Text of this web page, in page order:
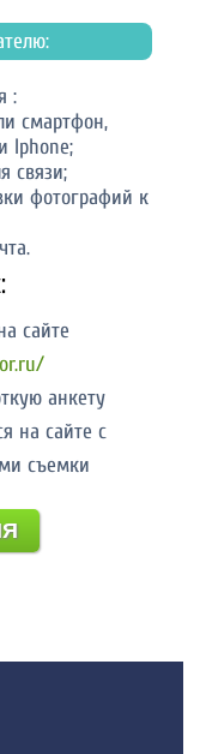
:
смартфон,
Iphone;
связи;
фотографий к
сайте
анкету
на сайте с
съемки